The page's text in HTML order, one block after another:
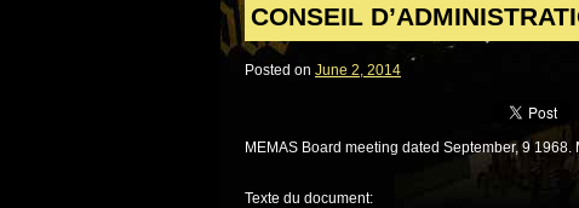
CONSEIL
Posted on June 2, 2014
MEMAS Board meeting dated September, 9
Texte du document: